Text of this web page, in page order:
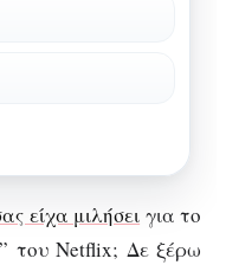
για
είχα μιλήσει για το
του Netflix; Δε ξέρω